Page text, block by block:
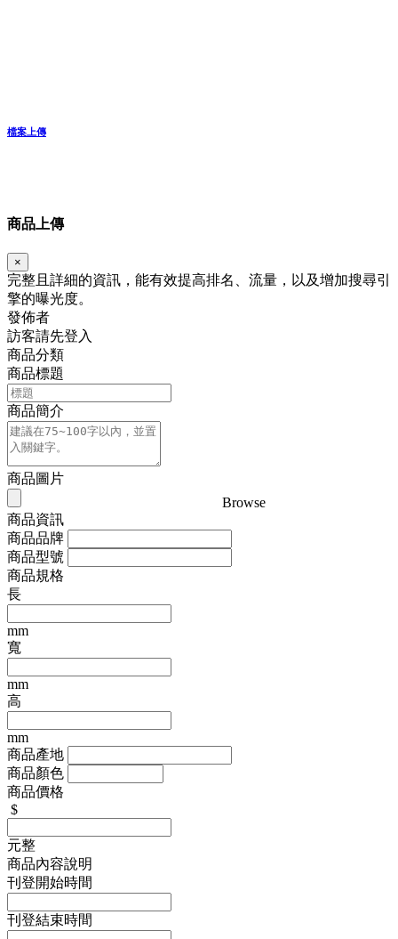
檔案上傳
商品上傳
×
完整且詳細的資訊，能有效提高排名、流量，以及增加搜尋引
擎的曝光度。
發佈者
訪客請先登入
商品分類
商品標題
商品簡介
商品圖片
Browse
商品資訊
商品品牌
商品型號
商品規格
長
mm
寬
mm
高
mm
商品產地
商品顏色
商品價格
$
元整
商品內容說明
刊登開始時間
刊登結束時間